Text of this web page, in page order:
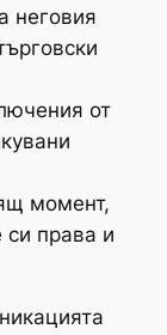
неговия
от
момент,
си права и